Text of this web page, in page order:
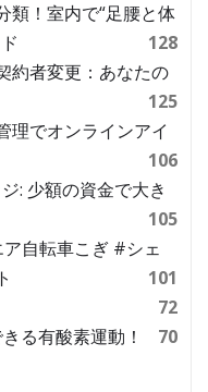
類！室内で“足腰と体
128
約者変更：あなたの
125
理でオンラインアイ
106
: 少額の資金で大き
105
自転車こぎ #シェ
101
72
る有酸素運動！
70